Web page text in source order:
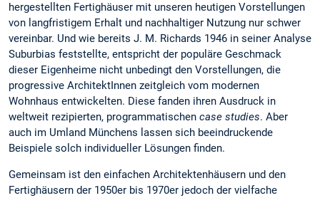
hergestellten Fertighäuser mit unseren heutigen Vorstellungen
von langfristigem Erhalt und nachhaltiger Nutzung nur schwer
vereinbar. Und wie bereits J. M. Richards 1946 in seiner Analyse
Suburbias feststellte, entspricht der populäre Geschmack
dieser Eigenheime nicht unbedingt den Vorstellungen, die
progressive ArchitektInnen zeitgleich vom modernen
Wohnhaus entwickelten. Diese fanden ihren Ausdruck in
weltweit rezipierten, programmatischen case studies. Aber
auch im Umland Münchens lassen sich beeindruckende
Beispiele solch individueller Lösungen finden.
Gemeinsam ist den einfachen Architektenhäusern und den
Fertighäusern der 1950er bis 1970er jedoch der vielfache